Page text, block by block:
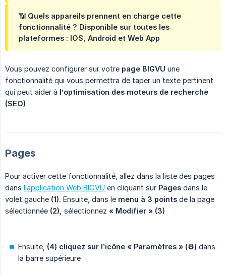
📶 Quels appareils prennent en charge cette
fonctionnalité ? Disponible sur toutes les
plateformes : IOS, Android et Web App
Vous pouvez configurer sur votre page BIGVU une
fonctionnalité qui vous permettra de taper un texte pertinent
qui peut aider à l’optimisation des moteurs de recherche
(SEO)
Pages
Pour activer cette fonctionnalité, allez dans la liste des pages
dans l’application Web BIGVU en cliquant sur Pages dans le
volet gauche (1). Ensuite, dans le menu à 3 points de la page
sélectionnée (2), sélectionnez « Modifier » (3)
Ensuite, (4) cliquez sur l’icône « Paramètres » (⚙️) dans
la barre supérieure